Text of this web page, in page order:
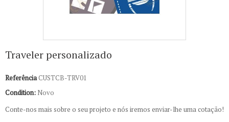
Traveler personalizado
ReferênciaCUSTCB-TRV01
Condition: Novo
Conte-nos mais sobre o seu projeto e nós iremos enviar-lhe uma cotação!